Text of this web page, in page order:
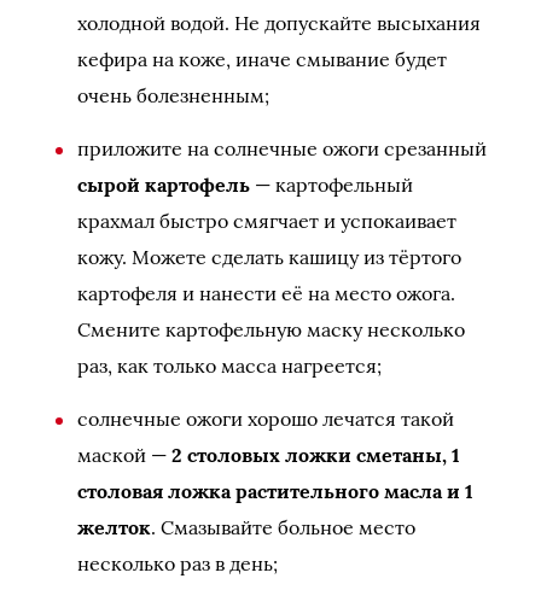
холодной водой. Не допускайте высыхания
кефира на коже, иначе смывание будет
очень болезненным;
приложите на солнечные ожоги срезанный
сырой картофель — картофельный
крахмал быстро смягчает и успокаивает
кожу. Можете сделать кашицу из тёртого
картофеля и нанести её на место ожога.
Смените картофельную маску несколько
раз, как только масса нагреется;
солнечные ожоги хорошо лечатся такой
маской — 2 столовых ложки сметаны, 1
столовая ложка растительного масла и 1
желток. Смазывайте больное место
несколько раз в день;